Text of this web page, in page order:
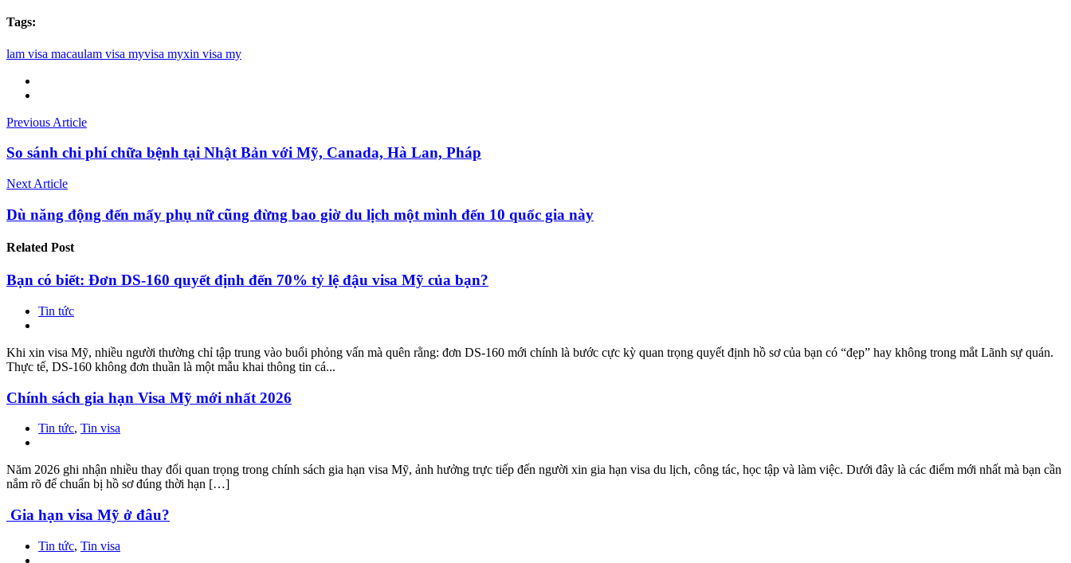
Tags:
lam visa macaulam visa myvisa myxin visa my
Previous Article
So sánh chi phí chữa bệnh tại Nhật Bản với Mỹ, Canada, Hà Lan, Pháp
Next Article
Dù năng động đến mấy phụ nữ cũng đừng bao giờ du lịch một mình đến 10 quốc gia này
Related Post
Bạn có biết: Đơn DS-160 quyết định đến 70% tỷ lệ đậu visa Mỹ của bạn?
Tin tức
Khi xin visa Mỹ, nhiều người thường chỉ tập trung vào buổi phỏng vấn mà quên rằng: đơn DS-160 mới chính là bước cực kỳ quan trọng quyết định hồ sơ của bạn có “đẹp” hay không trong mắt Lãnh sự quán.
Thực tế, DS-160 không đơn thuần là một mẫu khai thông tin cá...
Chính sách gia hạn Visa Mỹ mới nhất 2026
Tin tức, Tin visa
Năm 2026 ghi nhận nhiều thay đổi quan trọng trong chính sách gia hạn visa Mỹ, ảnh hưởng trực tiếp đến người xin gia hạn visa du lịch, công tác, học tập và làm việc. Dưới đây là các điểm mới nhất mà bạn cần
nắm rõ để chuẩn bị hồ sơ đúng thời hạn […]
Gia hạn visa Mỹ ở đâu?
Tin tức, Tin visa